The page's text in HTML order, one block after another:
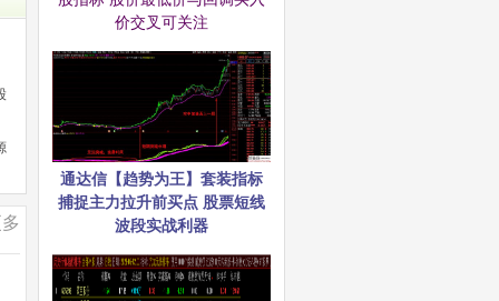
价交叉可关注
通达信【趋势为王】套装指标
捕捉主力拉升前买点 股票短线
波段实战利器